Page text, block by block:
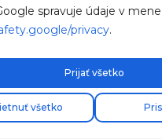
spravuje údaje v
privacy.
všetko
Prijať všetko
merač priamo od
je už
250, 400 alebo 600
od špecifických
.